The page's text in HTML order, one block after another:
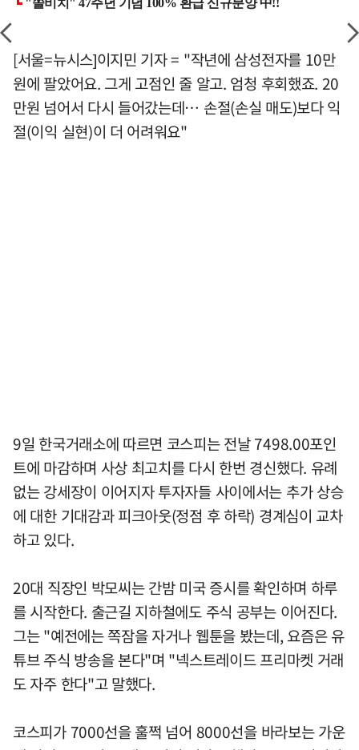
[서울=뉴시스]이지민 기자 = "작년에 삼성전자를 10만
원에 팔았어요. 그게 고점인 줄 알고. 엄청 후회했죠. 20
만원 넘어서 다시 들어갔는데… 손절(손실 매도)보다 익
절(이익 실현)이 더 어려워요"
9일 한국거래소에 따르면 코스피는 전날 7498.00포인
트에 마감하며 사상 최고치를 다시 한번 경신했다. 유례
없는 강세장이 이어지자 투자자들 사이에서는 추가 상승
에 대한 기대감과 피크아웃(정점 후 하락) 경계심이 교차
하고 있다.
20대 직장인 박모씨는 간밤 미국 증시를 확인하며 하루
를 시작한다. 출근길 지하철에도 주식 공부는 이어진다.
그는 "예전에는 쪽잠을 자거나 웹툰을 봤는데, 요즘은 유
튜브 주식 방송을 본다"며 "넥스트레이드 프리마켓 거래
도 자주 한다"고 말했다.
코스피가 7000선을 훌쩍 넘어 8000선을 바라보는 가운